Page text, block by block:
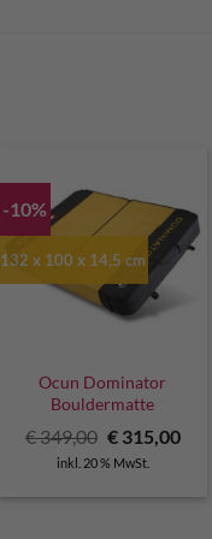
-10%
132 x 100 x 14,5 cm
Ocun Dominator
Bouldermatte
€349,00
Preis
war:
€315,00
inkl. 20 % MwSt.